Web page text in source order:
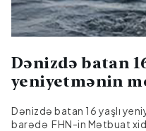
Dənizdə batan
yeniyetmənin
Dənizdə batan 16 yaşlı
barədə FHN-in Mətbuat